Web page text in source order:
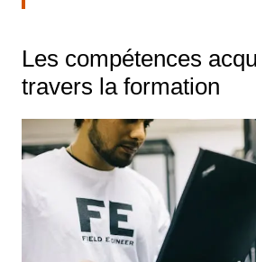
Les compétences
travers la formation